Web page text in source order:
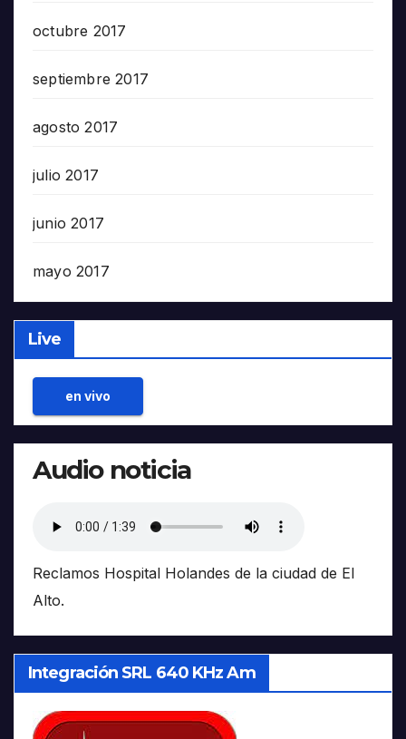
octubre 2017
septiembre 2017
agosto 2017
julio 2017
junio 2017
mayo 2017
Live
en vivo
Audio noticia
Reclamos Hospital Holandes de la ciudad de El
Alto.
Integración SRL 640 KHz Am